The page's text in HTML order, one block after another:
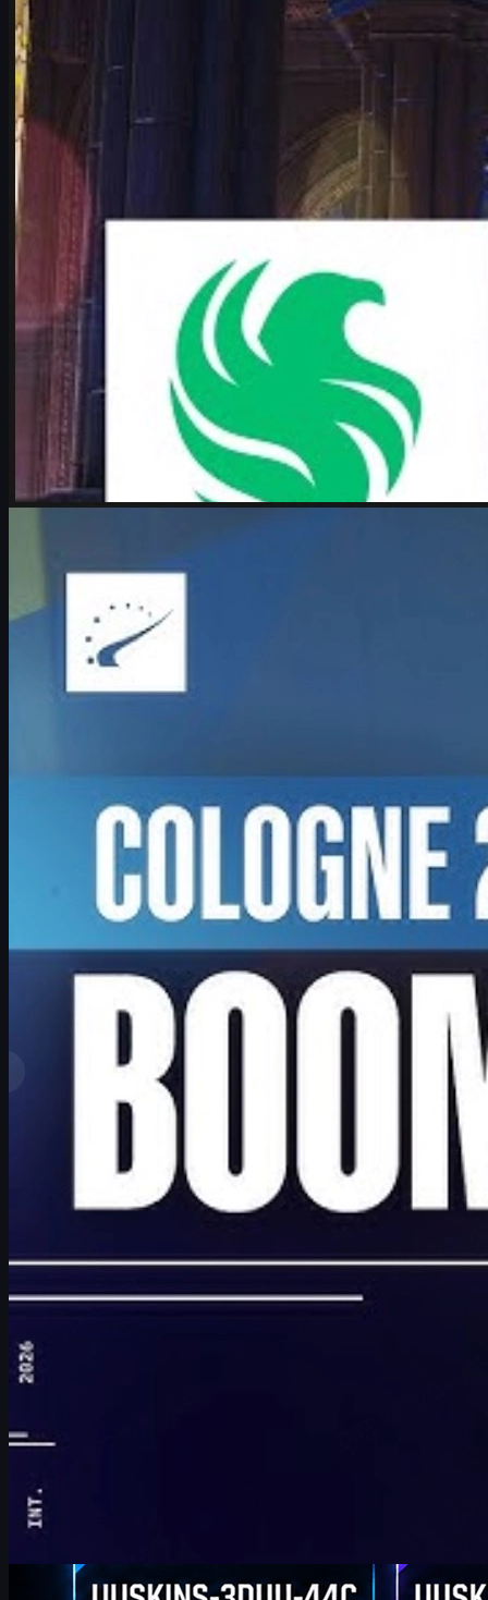
Falcons vs. Vitality – det mest spændende IEM
Cologne 2026-opgør
Hvorfor Falcons vs. Vitality er det mest spændende IEM Cologne
Major 2026-playoffs opgør – historien, nøgletallene, maps,
karrigan vs. ropz og CS2 skins.
juni 17, 2026
Michael Johnson
Counter-Strike 2juni 17, 2026
Boombl4 og Counter-Strike: Et liv viet til CS2 og cs
Interview med Boombl4 om hans vilde Major‑run, rolle som IGL,
fremtid i Counter-Strike og hvordan unge spillere kan udvikle sig –
inkl. tips til cs skins.
afDavid William
Se mere
Toprangliste